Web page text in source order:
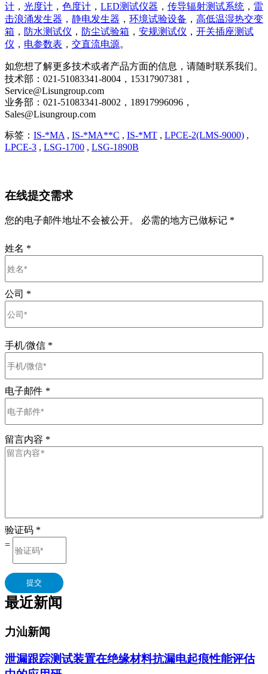
计 ， 光度计 ， 色度计 ， LED测试仪器 ， 传导辐射测试系统 ， 雷
击浪涌发生器 ， 静电发生器 ， 环境试验设备 ， 高低温湿热交变
箱 ， 防水测试仪 ， 防尘试验箱 ， 安规测试仪 ， 开关插座测试
仪 ， 电参数表 ， 交直流电源。
如您想了解更多技术或者产品方面的信息，请随时联系我们。
技术部：021-51083341-8004，15317907381，
Service@Lisungroup.com
业务部：021-51083341-8002，18917996096，
Sales@Lisungroup.com
标签： IS-*MA , IS-*MA**C , IS-*MT , LPCE-2(LMS-9000) ,
LPCE-3 , LSG-1700 , LSG-1890B
在线提交需求
您的电子邮件地址不会被公开。 必需的地方已做标记 *
姓名 *
公司 *
手机/微信 *
电子邮件 *
留言内容 *
验证码 *
=
提交
最近新闻
力汕新闻
泄漏跟踪测试装置在绝缘材料抗漏电起痕性能评估